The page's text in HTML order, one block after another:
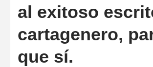
al exitoso
cartagenero,
que sí.